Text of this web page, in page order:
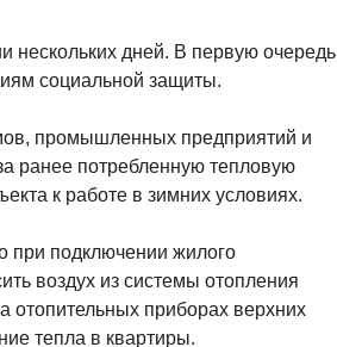
нескольких дней. В первую очередь
социальной защиты.
промышленных предприятий и
ранее потребленную тепловую
к работе в зимних условиях.
при подключении жилого
воздух из системы отопления
отопительных приборах верхних
тепла в квартиры.